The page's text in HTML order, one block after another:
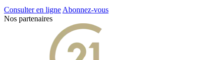
Consulter en ligne Abonnez-vous
Nos partenaires